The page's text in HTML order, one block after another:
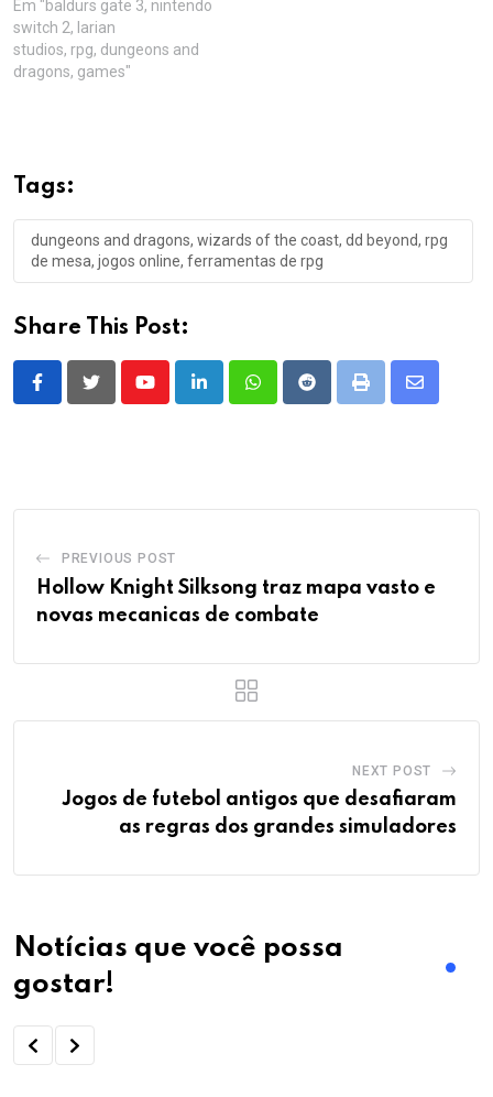
Em "baldurs gate 3, nintendo
switch 2, larian
studios, rpg, dungeons and
dragons, games"
Tags:
dungeons and dragons, wizards of the coast, dd beyond, rpg
de mesa, jogos online, ferramentas de rpg
Share This Post:
YoutubeLinkedInWhatsappRedditPrint
Share
PREVIOUS POST
Hollow Knight Silksong traz mapa vasto e
novas mecanicas de combate
NEXT POST
Jogos de futebol antigos que desafiaram
as regras dos grandes simuladores
Notícias que você possa
gostar!